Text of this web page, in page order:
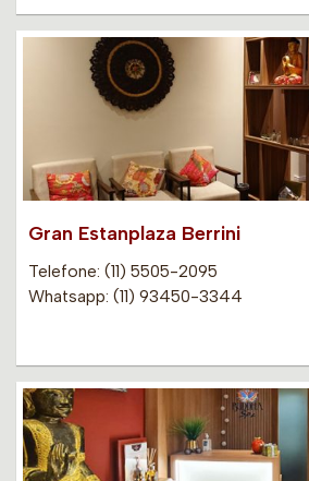
Gran Estanplaza Berrini
Telefone: (11) 5505-2095
Whatsapp: (11) 93450-3344